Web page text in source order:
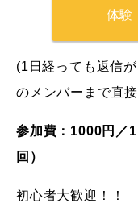
体験
(1日経っても返信
のメンバーまで直
参加費： 1000円／
回）
初心者大歓迎！！